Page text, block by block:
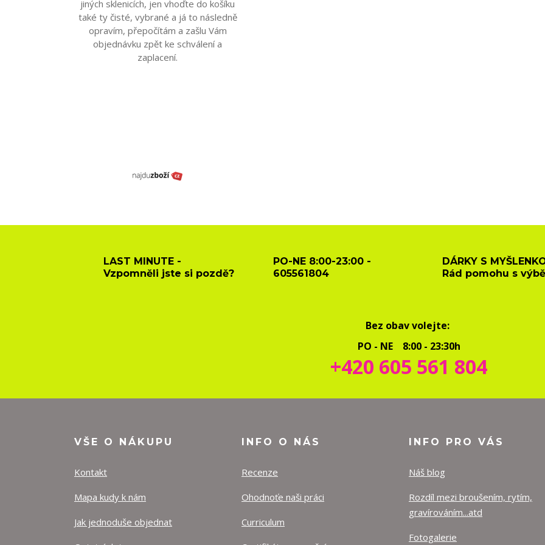
jiných sklenicích, jen vhoďte do košíku
také ty čisté, vybrané a já to následně
opravím, přepočítám a zašlu Vám
objednávku zpět ke schválení a
zaplacení.
LAST MINUTE -
Vzpomněli jste si pozdě?
PO-NE 8:00-23:00 -
605561804
DÁRKY S
Rád pomohu s
Bez obav volejte:
PO - NE 8:00 - 23:30h
+420 605 561 804
VŠE O NÁKUPU
Kontakt
Mapa kudy k nám
Jak jednoduše objednat
INFO O NÁS
Recenze
Ohodnoťe naši práci
Curriculum
INFO PRO VÁS
Náš blog
Rozdíl mezi broušením, rytím,
gravírováním...atd
Fotogalerie